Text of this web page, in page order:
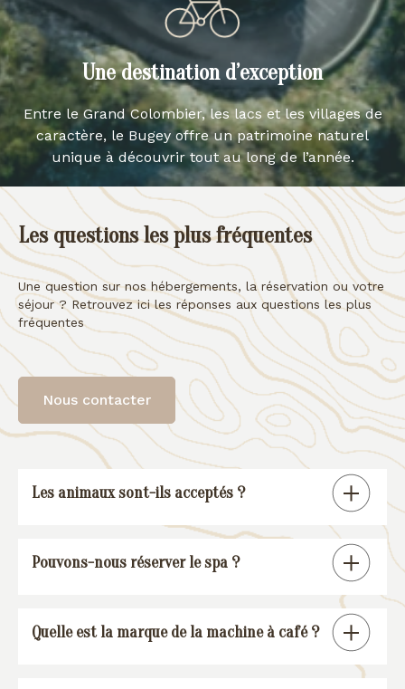
Une destination d’exception
Entre le Grand Colombier, les lacs et les villages de
caractère, le Bugey offre un patrimoine naturel
unique à découvrir tout au long de l’année.
Les questions les plus fréquentes
Une question sur nos hébergements, la réservation ou votre
séjour ? Retrouvez ici les réponses aux questions les plus
fréquentes
Nous contacter
Les animaux sont-ils acceptés ?
Tous nos gîtes sont « pet friendly », à
l’exception de la suite spa.
Pouvons-nous réserver le spa ?
pourrez réserver une session spa (voir
Quelle est la marque de la machine à café ?